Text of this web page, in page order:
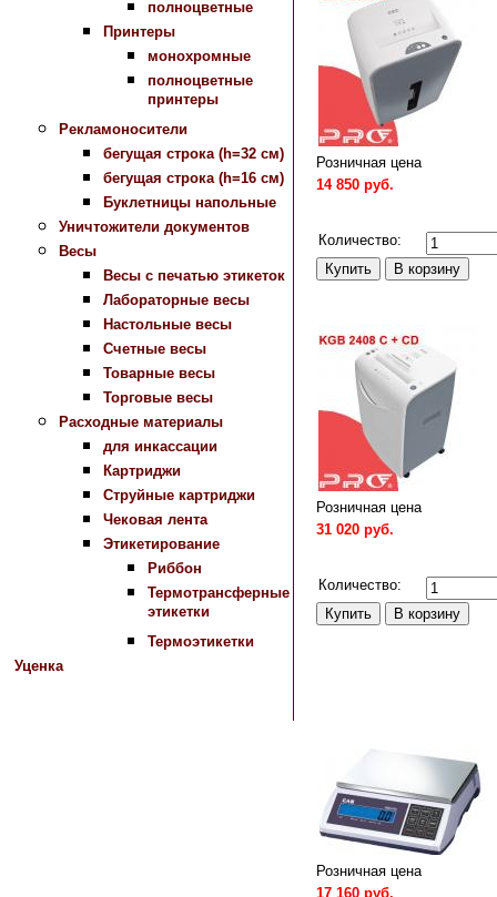
полноцветные
Принтеры
монохромные
полноцветные
принтеры
Рекламоносители
бегущая строка (h=32 см)
бегущая строка (h=16 см)
Буклетницы напольные
Уничтожители документов
Весы
Весы с печатью этикеток
Лабораторные весы
Настольные весы
Счетные весы
Товарные весы
Торговые весы
Расходные материалы
для инкассации
Картриджи
Струйные картриджи
Чековая лента
Этикетирование
Риббон
Термотрансферные
этикетки
Термоэтикетки
Уценка
Розничная цена
14 850 руб.
Количество:
Розничная цена
31 020 руб.
Количество:
Розничная цена
17 160 руб.